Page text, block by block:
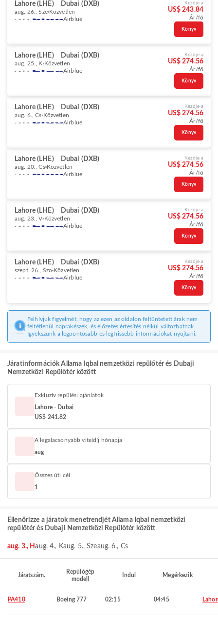
Lahore (LHE) Dubai (DXB)
aug. 26., Sze Közvetlen
Airblue
Kezdje a
US$ 243.84
Ár/fő
Könyv
Lahore (LHE) Dubai (DXB)
aug. 25., K Közvetlen
Airblue
Kezdje a
US$ 274.56
Ár/fő
Könyv
Lahore (LHE) Dubai (DXB)
aug. 6., Cs Közvetlen
Airblue
Kezdje a
US$ 274.56
Ár/fő
Könyv
Lahore (LHE) Dubai (DXB)
aug. 20., Cs Közvetlen
Airblue
Kezdje a
US$ 274.56
Ár/fő
Könyv
Lahore (LHE) Dubai (DXB)
aug. 23., V Közvetlen
Airblue
Kezdje a
US$ 274.56
Ár/fő
Könyv
Lahore (LHE) Dubai (DXB)
szept. 26., Szo Közvetlen
Airblue
Kezdje a
US$ 274.56
Ár/fő
Könyv
Felhívjuk figyelmét, hogy az ezen az oldalon feltüntetett árak nem
feltétlenül naprakészek, és előzetes értesítés nélkül változhatnak.
Igyekszünk a legpontosabb és legfrissebb információkat nyújtani.
Járatinformációk Allama Iqbal nemzetközi repülőtér és Dubaji
Nemzetközi Repülőtér között
Exkluzív repülési ajánlatok
Lahore - Dubai
US$ 241.82
A legalacsonyabb viteldíj hónapja
aug
Összes úti cél
1
Ellenőrizze a járatok menetrendjét Allama Iqbal nemzetközi
repülőtér és Dubaji Nemzetközi Repülőtér között
aug. 3., Haug. 4., Kaug. 5., Szeaug. 6., Cs
Járatszám.
Repülőgép
modell
Indul Megérkezik
PA410 Boeing 777 02:15 04:45